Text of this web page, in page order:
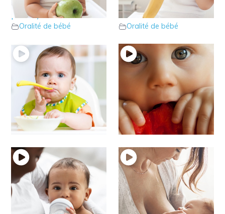
partie)
Oralité de bébé
sur son oralité
Oralité de bébé
6 – Bébé à plus de 12
mois !
Oralité de bébé
4 – De 6 à 9 mois,
parlons de son oralité.
Oralité de bébé
3 – De 4 à 6 mois :
2 – De 0 à 4 mois :